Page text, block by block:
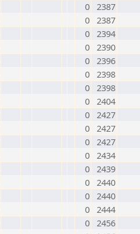
0 2387
0 2387
0 2394
0 2390
0 2396
0 2398
0 2398
0 2404
0 2427
0 2427
0 2427
0 2434
0 2439
0 2440
0 2440
0 2444
0 2456